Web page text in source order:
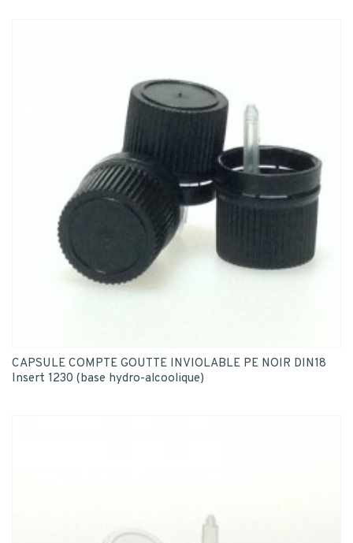
CAPSULE COMPTE GOUTTE INVIOLABLE PE NOIR DIN18
Insert 1230 (base hydro-alcoolique)